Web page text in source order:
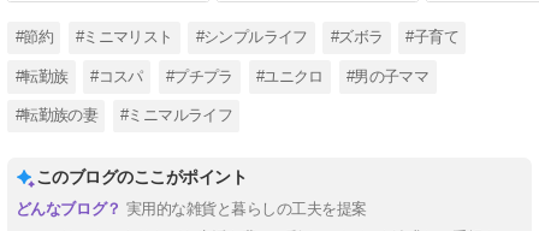
#節約 #ミニマリスト #シンプルライフ #ズボラ #子育て
#転勤族 #コスパ #プチプラ #ユニクロ #男の子ママ
#転勤族の妻 #ミニマルライフ
このブログのここがポイント
実用的な雑貨と暮らしの工夫を提案